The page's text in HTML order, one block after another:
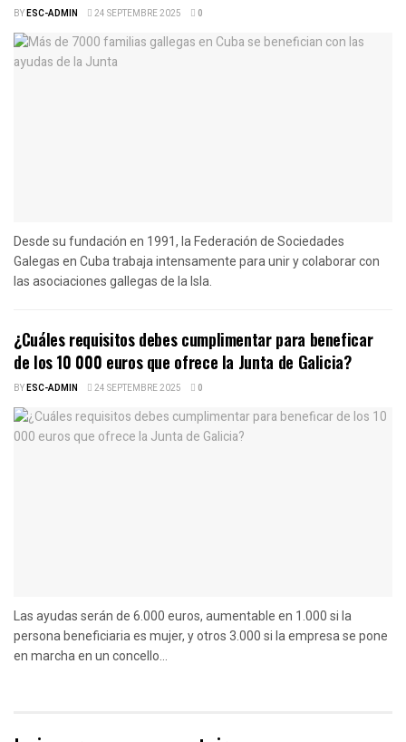
BYESC-ADMIN 24 SEPTEMBRE 2025 0
Desde su fundación en 1991, la Federación de Sociedades
Galegas en Cuba trabaja intensamente para unir y colaborar con
las asociaciones gallegas de la Isla.
¿Cuáles requisitos debes cumplimentar para beneficar
de los 10 000 euros que ofrece la Junta de Galicia?
BYESC-ADMIN 24 SEPTEMBRE 2025 0
Las ayudas serán de 6.000 euros, aumentable en 1.000 si la
persona beneficiaria es mujer, y otros 3.000 si la empresa se pone
en marcha en un concello...